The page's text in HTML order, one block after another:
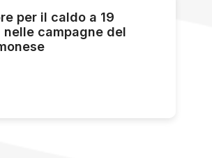
per il caldo a 19
nelle campagne del